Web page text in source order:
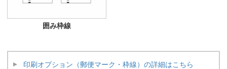
囲み枠線
印刷オプション（郵便マーク・枠線）の詳細はこちら